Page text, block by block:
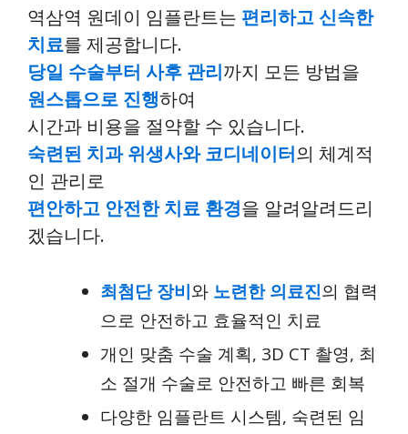
역삼역 원데이 임플란트는 편리하고 신속한
치료를 제공합니다.
당일 수술부터 사후 관리까지 모든 방법을
원스톱으로 진행하여
시간과 비용을 절약할 수 있습니다.
숙련된 치과 위생사와 코디네이터의 체계적
인 관리로
편안하고 안전한 치료 환경을 알려알려드리
겠습니다.
최첨단 장비와 노련한 의료진의 협력
으로 안전하고 효율적인 치료
개인 맞춤 수술 계획, 3D CT 촬영, 최
소 절개 수술로 안전하고 빠른 회복
다양한 임플란트 시스템, 숙련된 임